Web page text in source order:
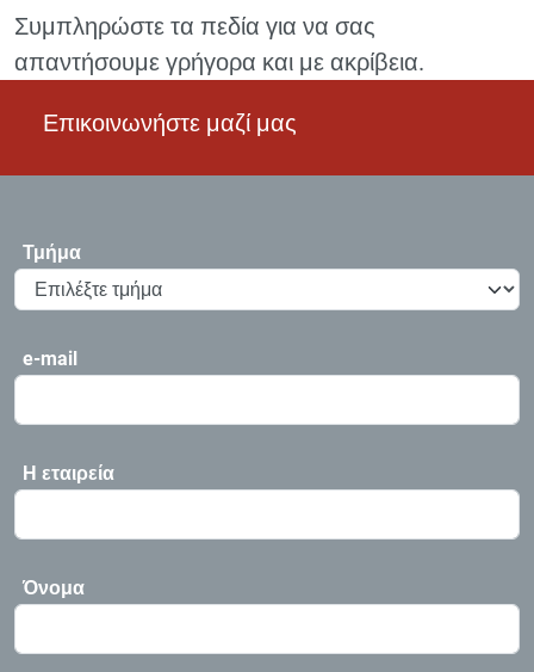
Συμπληρώστε τα πεδία για να σας
απαντήσουμε γρήγορα και με ακρίβεια.
Επικοινωνήστε μαζί μας
Τμήμα
e-mail
Η εταιρεία
Όνομα